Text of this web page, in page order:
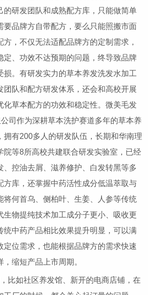
的研发团队和成熟配方库，只能做简单
要品牌方自带配方，要么只能照搬市面
方，不仅无法适配品牌方的定制需求，
定、功效不达预期的问题，终导致品牌
损。有研发实力的草本养发洗发水加工
团队和配方研发体系，还会和高校开展
化草本配方的功效和稳定性。微美毛发
司作为深耕草本洗护赛道多年的草本养
拥有200多人的研发队伍，长期和华南理
院等8所高校共建联合研发实验室，已经
、控油去屑、滋养修护、白发转黑等多
方库，还掌握中药活性成分低温萃取与
将何首乌、侧柏叶、生姜、人参等传统
生物提纯技术加工成分子更小、吸收更
统中药产品相比效果提升明显，可以满
定位需求，也能根据品牌方的需求快速
缩短产品上市周期。
如社区养发馆、新开的电商店铺，在